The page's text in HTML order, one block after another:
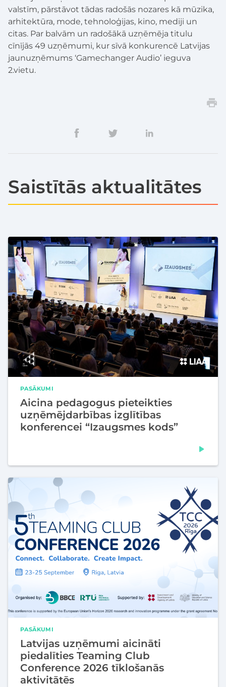
valstīm, pārstāvot tādas radošās nozares kā mūzika,
arhitektūra, mode, tehnoloģijas, kino, mediji un
citas. Par balvām un radošākā uzņēmēja titulu
cīnījās 49 uzņēmumi, kur sīvā konkurencē Latvijas
jaunuzņēmums ‘Gamechanger Audio’ ieguva
2.vietu.
Saistītās aktualitātes
PASĀKUMI
Aicina pedagogus pieteikties
uzņēmējdarbības izglītības
konferencei “Izaugsmes kods”
PASĀKUMI
Latvijas uzņēmumi aicināti
piedalīties Teaming Club
Conference 2026 tīklošanās
aktivitātēs